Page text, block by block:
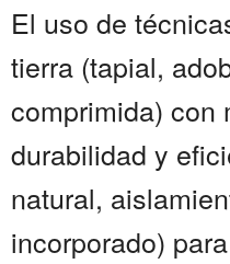
El uso de
tierra (tapial,
comprimida) con
durabilidad y
natural,
incorporado)